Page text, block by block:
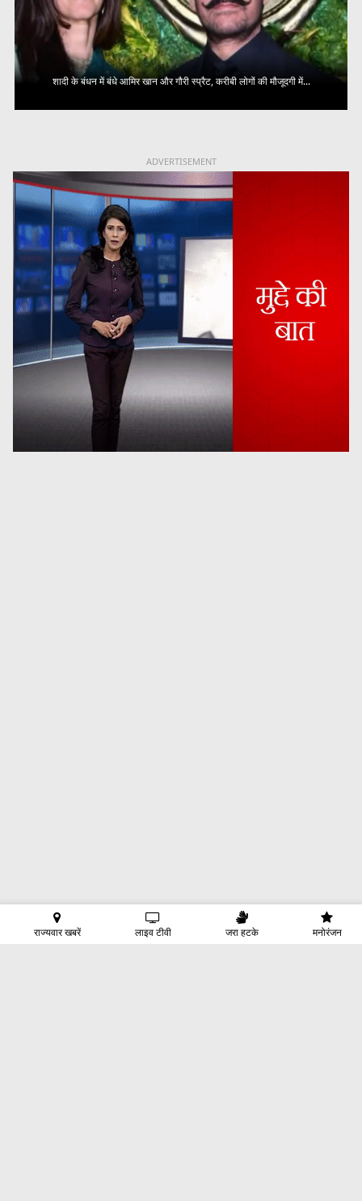
शादी के बंधन में बंधे आमिर खान और गौरी स्प्रैट, करीबी लोगों की मौजूदगी में...
ADVERTISEMENT
राज्यवार खबरें लाइव टीवी जरा हटके मनोरंजन